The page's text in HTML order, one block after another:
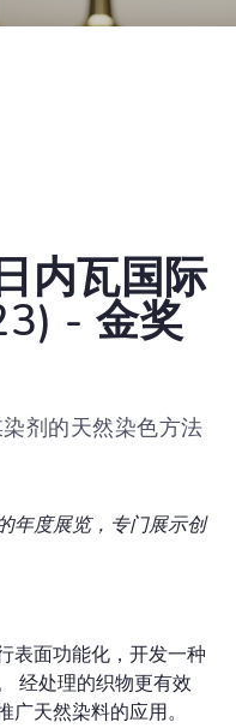
内瓦国际
- 金奖
剂的天然染色方法
年度展览，专门展示创
表面功能化，开发一种
经处理的织物更有效
天然染料的应用。